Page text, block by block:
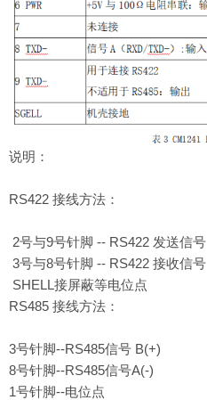
说明：
RS422 接线方法：
2号与9号针脚 -- RS422 发送信号
3号与8号针脚 -- RS422 接收信号
SHELL接屏蔽等电位点
RS485 接线方法：
3号针脚--RS485信号 B(+)
8号针脚--RS485信号A(-)
1号针脚--电位点